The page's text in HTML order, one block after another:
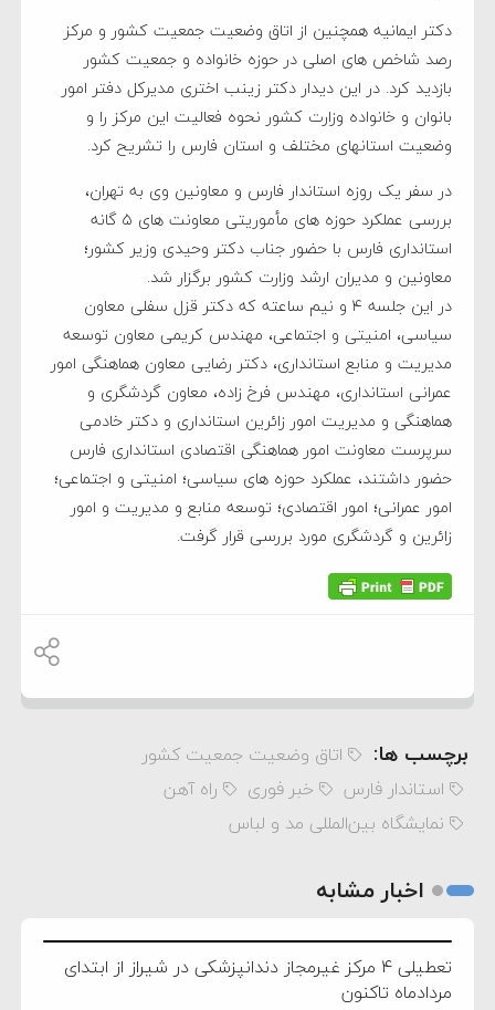
دکتر ایمانیه همچنین از اتاق وضعیت جمعیت کشور و مرکز
رصد شاخص های اصلی در حوزه خانواده و جمعیت کشور
بازدید کرد. در این دیدار دکتر زینب اختری مدیرکل دفتر امور
بانوان و خانواده وزارت کشور نحوه فعالیت این مرکز را و
وضعیت استانهای مختلف و استان فارس را تشریح کرد.
در سفر یک روزه استاندار فارس و معاونین وی به تهران،
بررسی عملکرد حوزه های مأموریتی معاونت های ۵ گانه
استانداری فارس با حضور جناب دکتر وحیدی وزیر کشور؛
معاونین و مدیران ارشد وزارت کشور برگزار شد.
در این جلسه ۴ و نیم ساعته که دکتر قزل سفلی معاون
سیاسی، امنیتی و اجتماعی، مهندس کریمی معاون توسعه
مدیریت و منابع استانداری، دکتر رضایی معاون هماهنگی امور
عمرانی استانداری، مهندس فرخ زاده، معاون گردشگری و
هماهنگی و مدیریت امور زائرین استانداری و دکتر خادمی
سرپرست معاونت امور هماهنگی اقتصادی استانداری فارس
حضور داشتند، عملکرد حوزه های سیاسی؛ امنیتی و اجتماعی؛
امور عمرانی؛ امور اقتصادی؛ توسعه منابع و مدیریت و امور
زائرین و گردشگری مورد بررسی قرار گرفت.
برچسب ها:
اتاق وضعیت جمعیت کشور
استاندار فارس
خبر فوری
راه آهن
نمایشگاه بین‌المللی مد و لباس
اخبار مشابه
تعطیلی ۴ مرکز غیرمجاز دندانپزشکی در شیراز از ابتدای
مردادماه تاکنون